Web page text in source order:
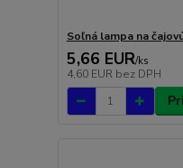
Soľná lampa na
5,66 EUR/ks
4,60 EUR bez DPH